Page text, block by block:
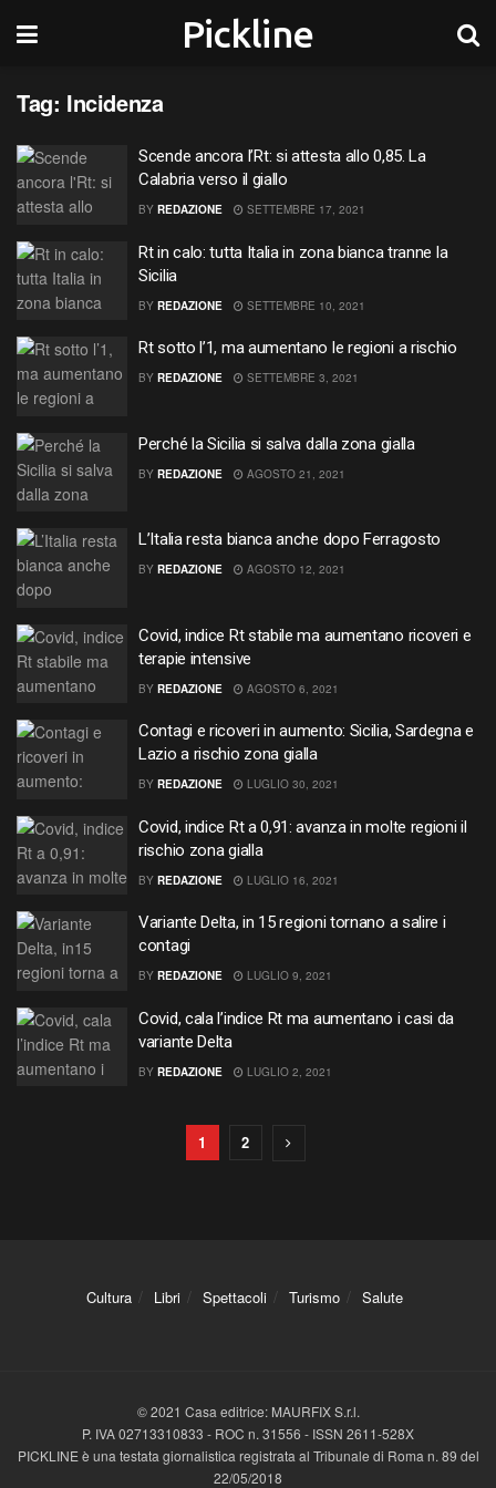
Pickline
Tag: Incidenza
Scende ancora l’Rt: si attesta allo 0,85. La
Calabria verso il giallo
BY REDAZIONE SETTEMBRE 17, 2021
Rt in calo: tutta Italia in zona bianca tranne la
Sicilia
BY REDAZIONE SETTEMBRE 10, 2021
Rt sotto l’1, ma aumentano le regioni a rischio
BY REDAZIONE SETTEMBRE 3, 2021
Perché la Sicilia si salva dalla zona gialla
BY REDAZIONE AGOSTO 21, 2021
L’Italia resta bianca anche dopo Ferragosto
BY REDAZIONE AGOSTO 12, 2021
Covid, indice Rt stabile ma aumentano ricoveri e
terapie intensive
BY REDAZIONE AGOSTO 6, 2021
Contagi e ricoveri in aumento: Sicilia, Sardegna e
Lazio a rischio zona gialla
BY REDAZIONE LUGLIO 30, 2021
Covid, indice Rt a 0,91: avanza in molte regioni il
rischio zona gialla
BY REDAZIONE LUGLIO 16, 2021
Variante Delta, in 15 regioni tornano a salire i
contagi
BY REDAZIONE LUGLIO 9, 2021
Covid, cala l’indice Rt ma aumentano i casi da
variante Delta
BY REDAZIONE LUGLIO 2, 2021
1 2
Cultura Libri Spettacoli Turismo Salute
© 2021 Casa editrice: MAURFIX S.r.l.
P. IVA 02713310833 - ROC n. 31556 - ISSN 2611-528X
PICKLINE è una testata giornalistica registrata al Tribunale di Roma n. 89 del
22/05/2018